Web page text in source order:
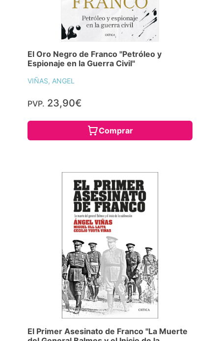
El Oro Negro de Franco "Petróleo y
Espionaje en la Guerra Civil"
VIÑAS, ANGEL
PVP. 23,90€
Comprar
El Primer Asesinato de Franco "La Muerte